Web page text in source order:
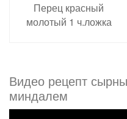
Перец красный
молотый 1 ч.ложка
Видео рецепт
миндалем